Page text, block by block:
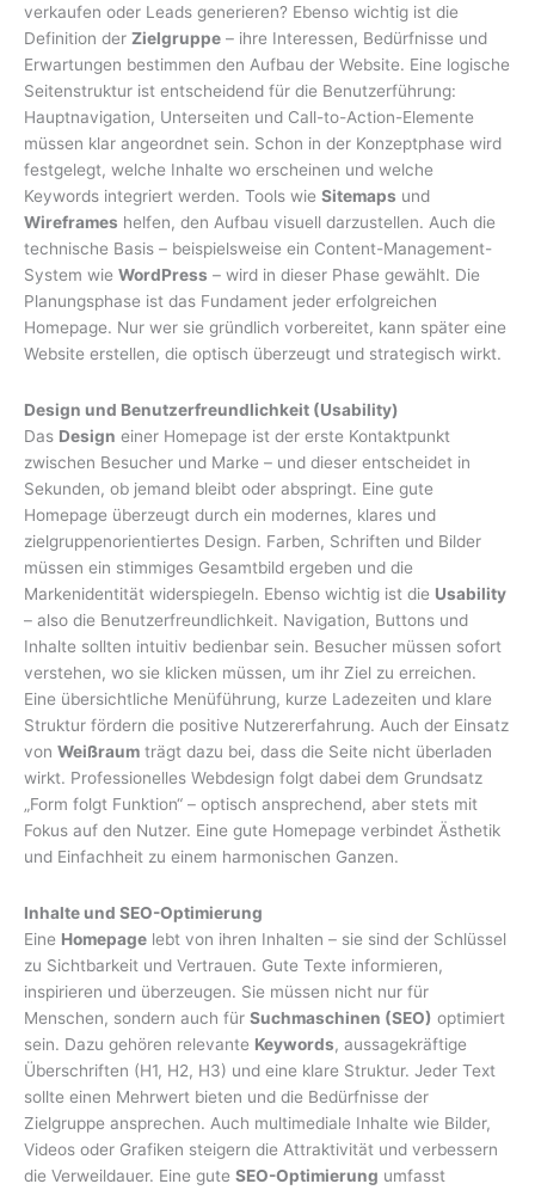
verkaufen oder Leads generieren? Ebenso wichtig ist die
Definition der Zielgruppe – ihre Interessen, Bedürfnisse und
Erwartungen bestimmen den Aufbau der Website. Eine logische
Seitenstruktur ist entscheidend für die Benutzerführung:
Hauptnavigation, Unterseiten und Call-to-Action-Elemente
müssen klar angeordnet sein. Schon in der Konzeptphase wird
festgelegt, welche Inhalte wo erscheinen und welche
Keywords integriert werden. Tools wie Sitemaps und
Wireframes helfen, den Aufbau visuell darzustellen. Auch die
technische Basis – beispielsweise ein Content-Management-
System wie WordPress – wird in dieser Phase gewählt. Die
Planungsphase ist das Fundament jeder erfolgreichen
Homepage. Nur wer sie gründlich vorbereitet, kann später eine
Website erstellen, die optisch überzeugt und strategisch wirkt.
Design und Benutzerfreundlichkeit (Usability)
Das Design einer Homepage ist der erste Kontaktpunkt
zwischen Besucher und Marke – und dieser entscheidet in
Sekunden, ob jemand bleibt oder abspringt. Eine gute
Homepage überzeugt durch ein modernes, klares und
zielgruppenorientiertes Design. Farben, Schriften und Bilder
müssen ein stimmiges Gesamtbild ergeben und die
Markenidentität widerspiegeln. Ebenso wichtig ist die Usability
– also die Benutzerfreundlichkeit. Navigation, Buttons und
Inhalte sollten intuitiv bedienbar sein. Besucher müssen sofort
verstehen, wo sie klicken müssen, um ihr Ziel zu erreichen.
Eine übersichtliche Menüführung, kurze Ladezeiten und klare
Struktur fördern die positive Nutzererfahrung. Auch der Einsatz
von Weißraum trägt dazu bei, dass die Seite nicht überladen
wirkt. Professionelles Webdesign folgt dabei dem Grundsatz
„Form folgt Funktion“ – optisch ansprechend, aber stets mit
Fokus auf den Nutzer. Eine gute Homepage verbindet Ästhetik
und Einfachheit zu einem harmonischen Ganzen.
Inhalte und SEO-Optimierung
Eine Homepage lebt von ihren Inhalten – sie sind der Schlüssel
zu Sichtbarkeit und Vertrauen. Gute Texte informieren,
inspirieren und überzeugen. Sie müssen nicht nur für
Menschen, sondern auch für Suchmaschinen (SEO) optimiert
sein. Dazu gehören relevante Keywords, aussagekräftige
Überschriften (H1, H2, H3) und eine klare Struktur. Jeder Text
sollte einen Mehrwert bieten und die Bedürfnisse der
Zielgruppe ansprechen. Auch multimediale Inhalte wie Bilder,
Videos oder Grafiken steigern die Attraktivität und verbessern
die Verweildauer. Eine gute SEO-Optimierung umfasst